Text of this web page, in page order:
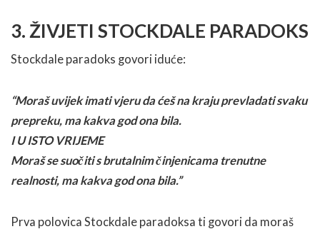
3. ŽIVJETI STOCKDALE PARADOKS
Stockdale paradoks govori iduće:
“Moraš uvijek imati vjeru da ćeš na kraju prevladati svaku
prepreku, ma kakva god ona bila.
I U ISTO VRIJEME
Moraš se suočiti s brutalnim činjenicama trenutne
realnosti, ma kakva god ona bila.”
Prva polovica Stockdale paradoksa ti govori da moraš